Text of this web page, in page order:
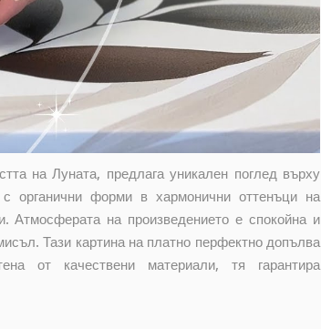
на Луната, предлага уникален поглед върху
органични форми в хармонични оттенъци на
Атмосферата на произведението е спокойна и
Тази картина на платно перфектно допълва
от качествени материали, тя гарантира